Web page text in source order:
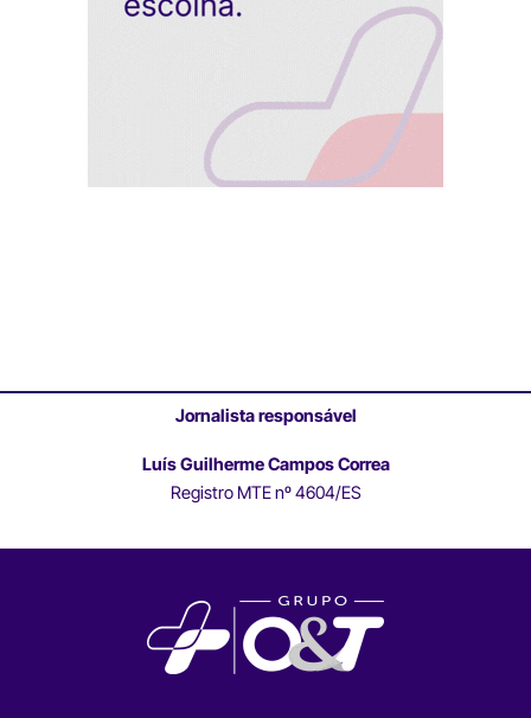
Jornalista responsável
Luís Guilherme Campos Correa
Registro MTE nº 4604/ES